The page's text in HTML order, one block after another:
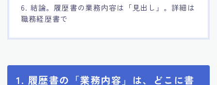
6. 結論。履歴書の業務内容は「見出し」。詳細は
職務経歴書で
1. 履歴書の「業務内容」は、どこに書